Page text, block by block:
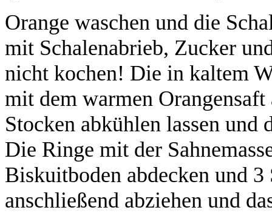
Orange waschen und die
mit Schalenabrieb, Zucker
nicht kochen! Die in kaltem
mit dem warmen
Stocken abkühlen lassen und
Die Ringe mit der
Biskuitboden abdecken und
anschließend abziehen und